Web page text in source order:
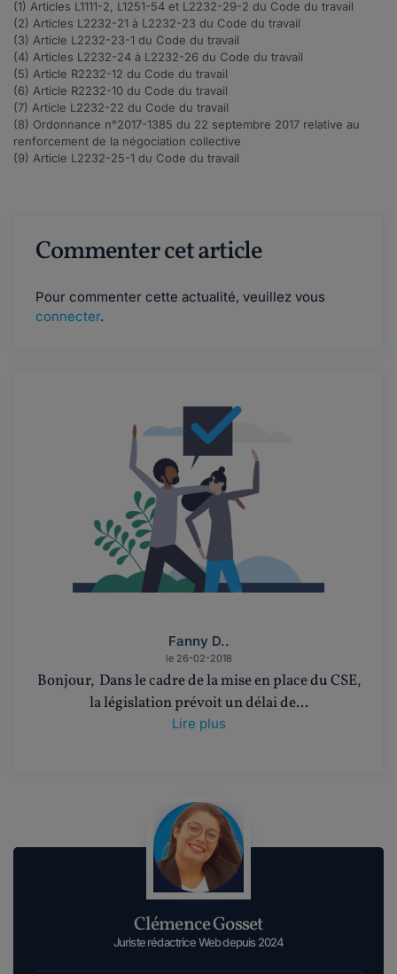
(1) Articles L1111-2, L1251-54 et L2232-29-2 du Code du travail
(2) Articles L2232-21 à L2232-23 du Code du travail
(3) Article L2232-23-1 du Code du travail
(4) Articles L2232-24 à L2232-26 du Code du travail
(5) Article R2232-12 du Code du travail
(6) Article R2232-10 du Code du travail
(7) Article L2232-22 du Code du travail
(8) Ordonnance n°2017-1385 du 22 septembre 2017 relative au
renforcement de la négociation collective
(9) Article L2232-25-1 du Code du travail
Commenter cet article
Pour commenter cette actualité, veuillez vous
connecter.
Fanny D..
le 26-02-2018
Bonjour, Dans le cadre de la mise en place du CSE,
la législation prévoit un délai de...
Lire plus
Clémence Gosset
Juriste rédactrice Web depuis 2024